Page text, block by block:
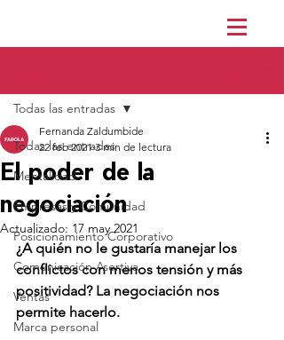
Todas las entradas
Mentalidad
Empresas y Comunidad
Posicionamiento Corporativo
Comunicación Asertiva
Ventas
Marca personal
Todas las entradas
El poder de la
negociación
Fernanda Zaldumbide
22 feb 2021 3 min de lectura
Actualizado: 17 may 2021
¿A quién no le gustaría manejar los
conflictos con menos tensión y más
positividad? La negociación nos
permite hacerlo.